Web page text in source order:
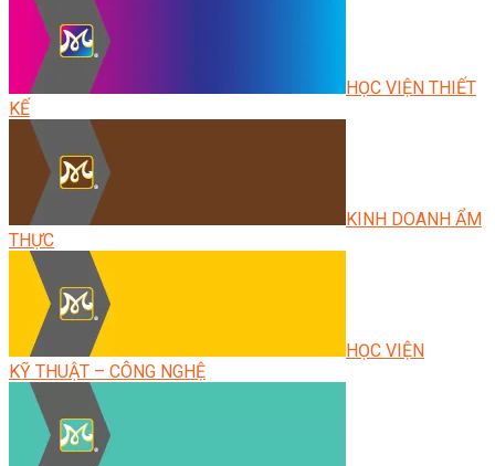
HỌC VIỆN THIẾT
KẾ
KINH DOANH ẨM
THỰC
HỌC VIỆN
KỸ THUẬT – CÔNG NGHỆ